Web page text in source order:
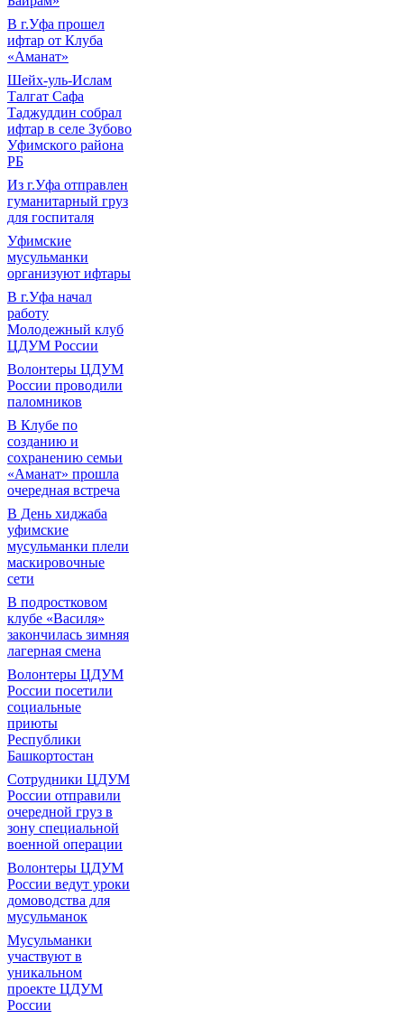
В г.Уфа прошел
ифтар от Клуба
«Аманат»
Шейх-уль-Ислам
Талгат Сафа
Таджуддин собрал
ифтар в селе Зубово
Уфимского района
РБ
Из г.Уфа отправлен
гуманитарный груз
для госпиталя
Уфимские
мусульманки
организуют ифтары
В г.Уфа начал
работу
Молодежный клуб
ЦДУМ России
Волонтеры ЦДУМ
России проводили
паломников
В Клубе по
созданию и
сохранению семьи
«Аманат» прошла
очередная встреча
В День хиджаба
уфимские
мусульманки плели
маскировочные
сети
В подростковом
клубе «Василя»
закончилась зимняя
лагерная смена
Волонтеры ЦДУМ
России посетили
социальные
приюты
Республики
Башкортостан
Сотрудники ЦДУМ
России отправили
очередной груз в
зону специальной
военной операции
Волонтеры ЦДУМ
России ведут уроки
домоводства для
мусульманок
Мусульманки
участвуют в
уникальном
проекте ЦДУМ
России